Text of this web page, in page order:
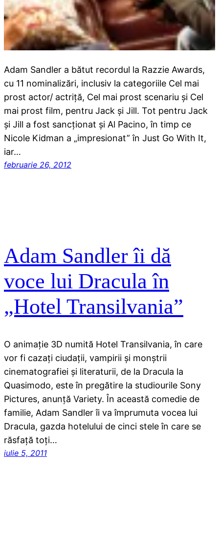
Adam Sandler a bătut recordul la Razzie Awards,
cu 11 nominalizări, inclusiv la categoriile Cel mai
prost actor/ actriţă, Cel mai prost scenariu şi Cel
mai prost film, pentru Jack şi Jill. Tot pentru Jack
şi Jill a fost sancţionat şi Al Pacino, în timp ce
Nicole Kidman a „impresionat” în Just Go With It,
iar…
februarie 26, 2012
Adam Sandler îi dă
voce lui Dracula în
„Hotel Transilvania”
O animaţie 3D numită Hotel Transilvania, în care
vor fi cazaţi ciudaţii, vampirii şi monştrii
cinematografiei şi literaturii, de la Dracula la
Quasimodo, este în pregătire la studiourile Sony
Pictures, anunţă Variety. În această comedie de
familie, Adam Sandler îi va împrumuta vocea lui
Dracula, gazda hotelului de cinci stele în care se
răsfaţă toţi…
iulie 5, 2011